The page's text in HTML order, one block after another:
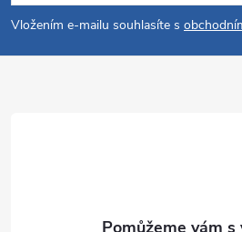
p
a
Vložením e-mailu souhlasíte s